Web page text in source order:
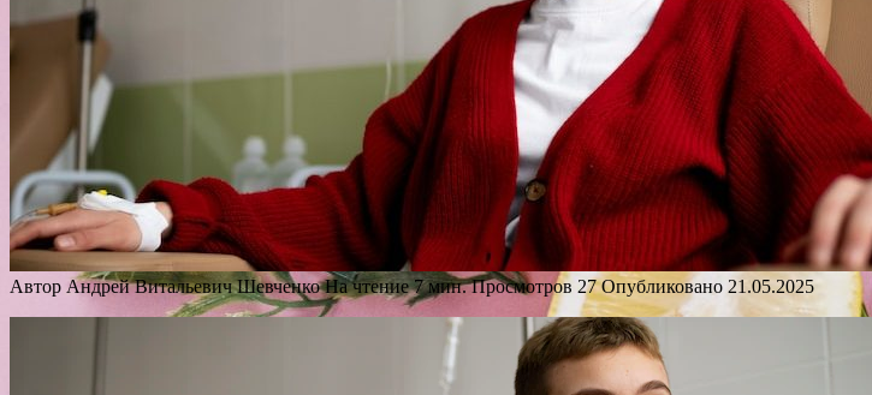
Автор Андрей Витальевич Шевченко На чтение7 мин. Просмотров 27 Опубликовано 21.05.2025